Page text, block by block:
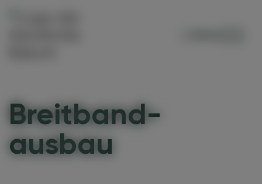
Breitband-
ausbau